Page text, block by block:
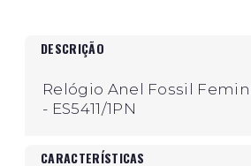
DESCRIÇÃO
Relógio Anel Fossil
- ES5411/1PN
CARACTERÍSTICAS